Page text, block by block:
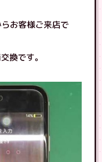
お客様ご来店で
換です。